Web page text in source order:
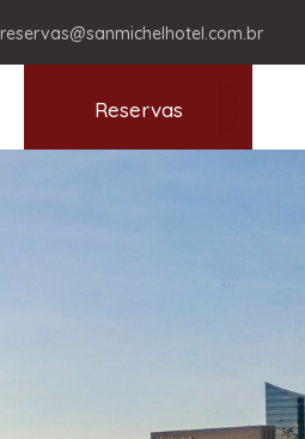
reservas@sanmichelhotel.com.br
Reservas